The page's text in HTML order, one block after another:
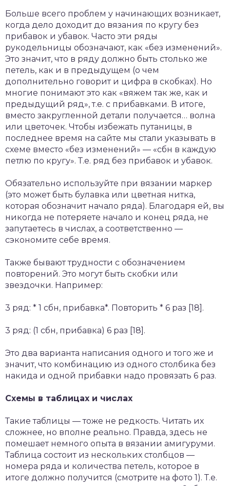
Больше всего проблем у начинающих возникает,
когда дело доходит до вязания по кругу без
прибавок и убавок. Часто эти ряды
рукодельницы обозначают, как «без изменений».
Это значит, что в ряду должно быть столько же
петель, как и в предыдущем (о чем
дополнительно говорит и цифра в скобках). Но
многие понимают это как «вяжем так же, как и
предыдущий ряд», т.е. с прибавками. В итоге,
вместо закругленной детали получается… волна
или цветочек. Чтобы избежать путаницы, в
последнее время на сайте мы стали указывать в
схеме вместо «без изменений» — «сбн в каждую
петлю по кругу». Т.е. ряд без прибавок и убавок.
Обязательно используйте при вязании маркер
(это может быть булавка или цветная нитка,
которая обозначит начало ряда). Благодаря ей, вы
никогда не потеряете начало и конец ряда, не
запутаетесь в числах, а соответственно —
сэкономите себе время.
Также бывают трудности с обозначением
повторений. Это могут быть скобки или
звездочки. Например:
3 ряд: * 1 сбн, прибавка*. Повторить * 6 раз [18].
3 ряд: (1 сбн, прибавка) 6 раз [18].
Это два варианта написания одного и того же и
значит, что комбинацию из одного столбика без
накида и одной прибавки надо провязать 6 раз.
Схемы в таблицах и числах
Такие таблицы — тоже не редкость. Читать их
сложнее, но вполне реально. Правда, здесь не
помешает немного опыта в вязании амигуруми.
Таблица состоит из нескольких столбцов —
номера ряда и количества петель, которое в
итоге должно получится (смотрите на фото 1). Т.е.